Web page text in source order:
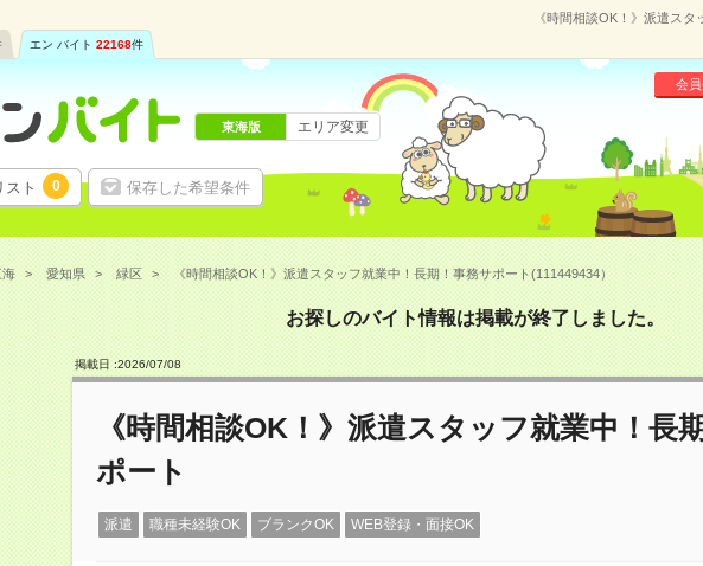
《時間相談OK！》派遣ス
エン バイト 22168件
スト 0 保存した希望条件
会
東海版 エリア変更
愛知県 緑区 《時間相談OK！》派遣スタッフ就業中！長期！事務サポート(111449434）
お探しのバイト情報は掲載が終了しました。
掲載日 :2026/07/08
《時間相談OK！》派遣スタッフ就業中！長
ポート
派遣 職種未経験OK ブランクOK WEB登録・面接OK